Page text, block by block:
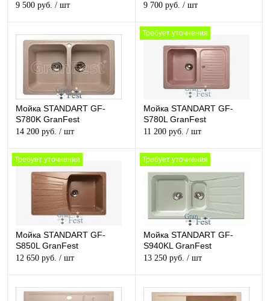
9 500 руб. / шт 9 700 руб. / шт
Мойка STANDART GF-
S780K GranFest
14 200 руб. / шт
Требует уточнения
Мойка STANDART GF-
S780L GranFest
11 200 руб. / шт
Требует уточнения
Мойка STANDART GF-
S850L GranFest
12 650 руб. / шт
Требует уточнения
Мойка STANDART GF-
S940KL GranFest
13 250 руб. / шт